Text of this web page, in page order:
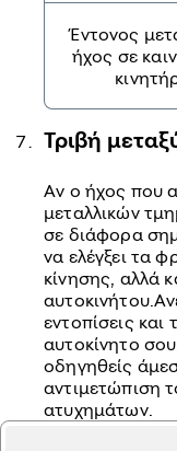
Έντονος
ήχος σε
Τριβή
Αν ο ήχος που
μεταλλικών
σε διάφορα
να ελέγξει τα
κίνησης, αλλά
εντοπίσεις
αυτοκίνητο
οδηγηθείς
αντιμετώπιση
ατυχημάτων.